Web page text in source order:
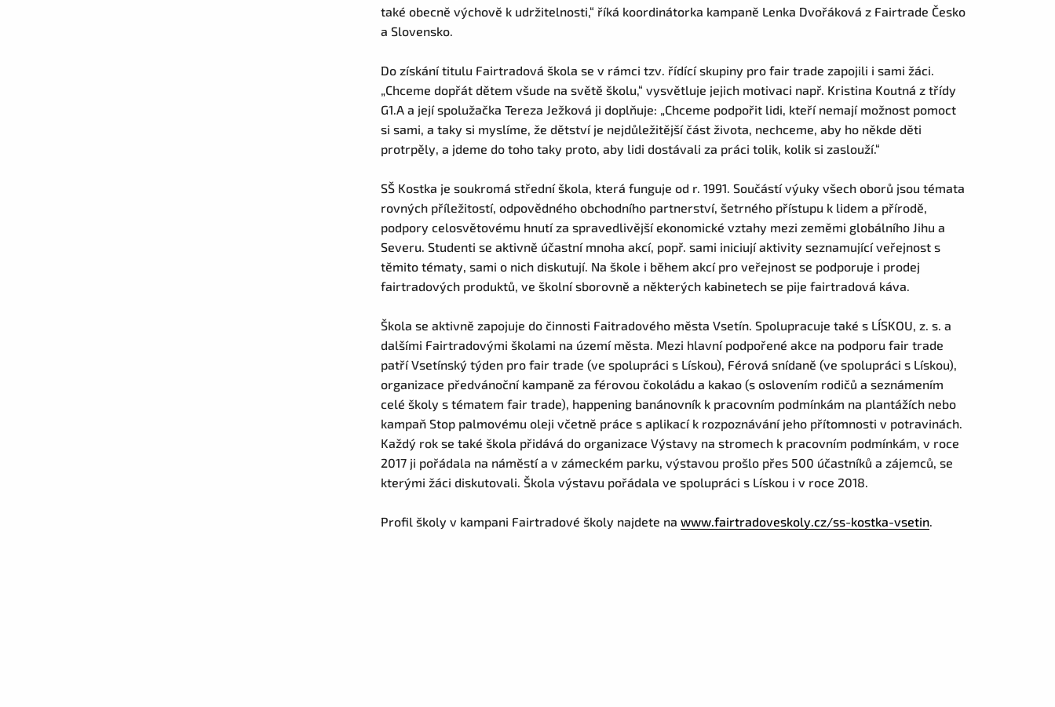
také obecně výchově k udržitelnosti,“ říká koordinátorka kampaně Lenka Dvořáková z Fairtrade Česko
a Slovensko.
Do získání titulu Fairtradová škola se v rámci tzv. řídící skupiny pro fair trade zapojili i sami žáci.
„Chceme dopřát dětem všude na světě školu,“ vysvětluje jejich motivaci např. Kristina Koutná z třídy
G1.A a její spolužačka Tereza Ježková ji doplňuje: „Chceme podpořit lidi, kteří nemají možnost pomoct
si sami, a taky si myslíme, že dětství je nejdůležitější část života, nechceme, aby ho někde děti
protrpěly, a jdeme do toho taky proto, aby lidi dostávali za práci tolik, kolik si zaslouží.“
SŠ Kostka je soukromá střední škola, která funguje od r. 1991. Součástí výuky všech oborů jsou témata
rovných příležitostí, odpovědného obchodního partnerství, šetrného přístupu k lidem a přírodě,
podpory celosvětovému hnutí za spravedlivější ekonomické vztahy mezi zeměmi globálního Jihu a
Severu. Studenti se aktivně účastní mnoha akcí, popř. sami iniciují aktivity seznamující veřejnost s
těmito tématy, sami o nich diskutují. Na škole i během akcí pro veřejnost se podporuje i prodej
fairtradových produktů, ve školní sborovně a některých kabinetech se pije fairtradová káva.
Škola se aktivně zapojuje do činnosti Faitradového města Vsetín. Spolupracuje také s LÍSKOU, z. s. a
dalšími Fairtradovými školami na území města. Mezi hlavní podpořené akce na podporu fair trade
patří Vsetínský týden pro fair trade (ve spolupráci s Lískou), Férová snídaně (ve spolupráci s Lískou),
organizace předvánoční kampaně za férovou čokoládu a kakao (s oslovením rodičů a seznámením
celé školy s tématem fair trade), happening banánovník k pracovním podmínkám na plantážích nebo
kampaň Stop palmovému oleji včetně práce s aplikací k rozpoznávání jeho přítomnosti v potravinách.
Každý rok se také škola přidává do organizace Výstavy na stromech k pracovním podmínkám, v roce
2017 ji pořádala na náměstí a v zámeckém parku, výstavou prošlo přes 500 účastníků a zájemců, se
kterými žáci diskutovali. Škola výstavu pořádala ve spolupráci s Lískou i v roce 2018.
Profil školy v kampani Fairtradové školy najdete nawww.fairtradoveskoly.cz/ss-kostka-vsetin.